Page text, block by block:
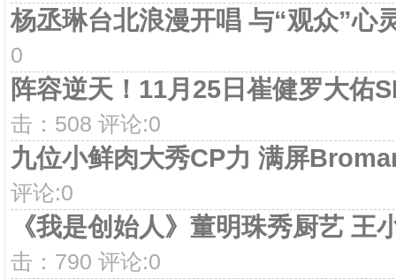
杨丞琳台北浪漫开唱 与“观众”心
0
阵容逆天！11月25日崔健罗大佑
击：508 评论:0
九位小鲜肉大秀CP力 满屏
评论:0
《我是创始人》董明珠秀厨艺 王
击：790 评论:0